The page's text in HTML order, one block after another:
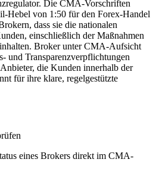
Die CMA-Vorschriften
Hebel von 1:50 für den Forex-Handel
dass sie die nationalen
einschließlich der Maßnahmen
Broker unter CMA-Aufsicht
und Transparenzverpflichtungen
die Kunden innerhalb der
für ihre klare, regelgestützte
eines Brokers direkt im CMA-